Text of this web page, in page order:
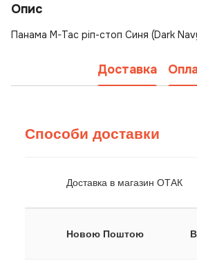
Опис
Панама M-Tac ріп-стоп Синя (Dark
Доставка
Способи доставки
Доставка в магазин ОТАК
Новою Поштою